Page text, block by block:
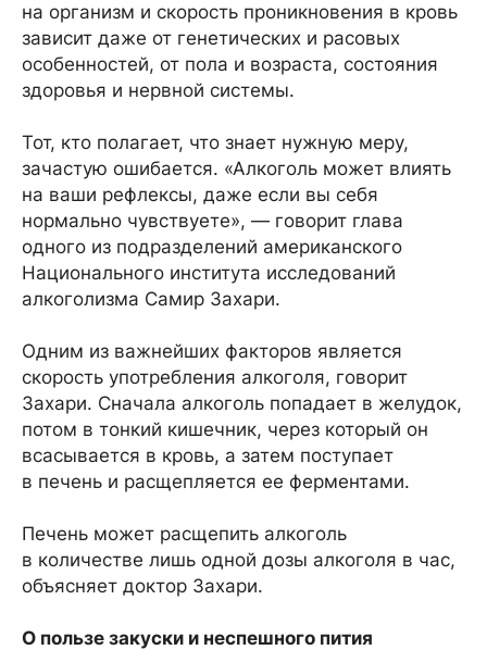
на организм и скорость проникновения в кровь
зависит даже от генетических и расовых
особенностей, от пола и возраста, состояния
здоровья и нервной системы.
Тот, кто полагает, что знает нужную меру,
зачастую ошибается. «Алкоголь может влиять
на ваши рефлексы, даже если вы себя
нормально чувствуете», — говорит глава
одного из подразделений американского
Национального института исследований
алкоголизма Самир Захари.
Одним из важнейших факторов является
скорость употребления алкоголя, говорит
Захари. Сначала алкоголь попадает в желудок,
потом в тонкий кишечник, через который он
всасывается в кровь, а затем поступает
в печень и расщепляется ее ферментами.
Печень может расщепить алкоголь
в количестве лишь одной дозы алкоголя в час,
объясняет доктор Захари.
О пользе закуски и неспешного пития